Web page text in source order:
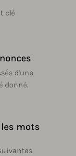
clé
d'une
donné.
mots